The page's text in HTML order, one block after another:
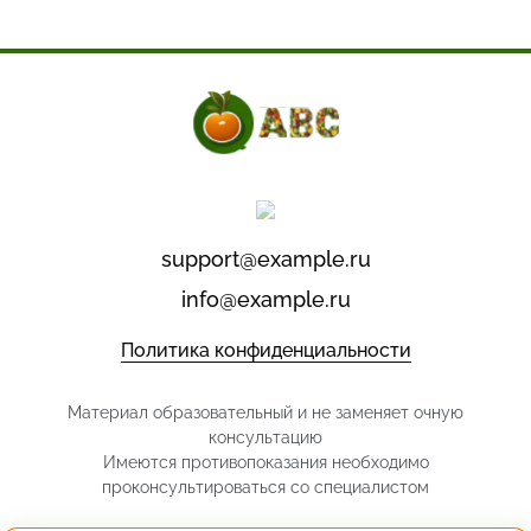
support@example.ru
info@example.ru
Политика конфиденциальности
Материал образовательный и не заменяет очную
консультацию
Имеются противопоказания необходимо
проконсультироваться со специалистом